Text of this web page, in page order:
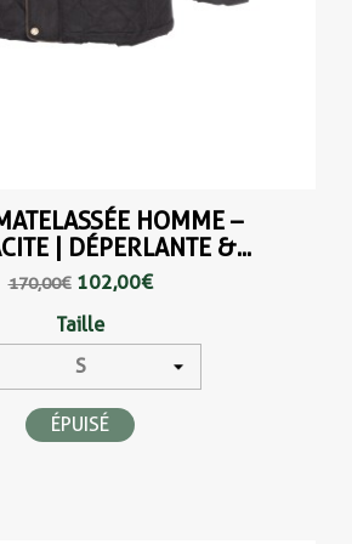
HOMME –
| DÉPERLANTE &...
170,00 € 102,00 €
Taille
ÉPUISÉ